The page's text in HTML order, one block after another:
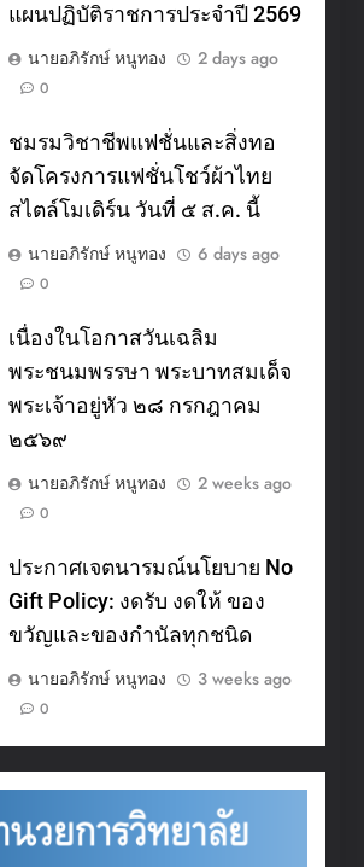
แผนปฏิบัติราชการประจำปี 2569
นายอภิรักษ์ หนูทอง
2 days ago
0
ชมรมวิชาชีพแฟชั่นและสิ่งทอ
จัดโครงการแฟชั่นโชว์ผ้าไทย
สไตล์โมเดิร์น วันที่ ๕ ส.ค. นี้
นายอภิรักษ์ หนูทอง
6 days ago
0
เนื่องในโอกาสวันเฉลิม
พระชนมพรรษา พระบาทสมเด็จ
พระเจ้าอยู่หัว ๒๘ กรกฎาคม
๒๕๖๙
นายอภิรักษ์ หนูทอง
2 weeks ago
0
ประกาศเจตนารมณ์นโยบาย No
Gift Policy: งดรับ งดให้ ของ
ขวัญและของกำนัลทุกชนิด
นายอภิรักษ์ หนูทอง
3 weeks ago
0